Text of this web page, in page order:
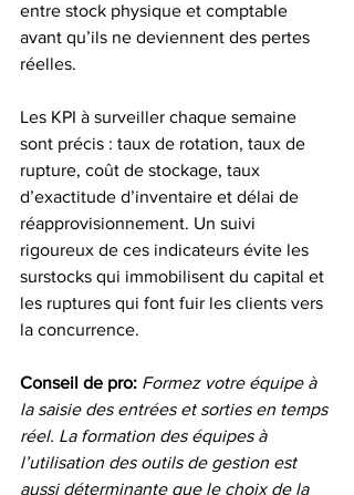
entre stock physique et comptable
avant qu’ils ne deviennent des pertes
réelles.
Les KPI à surveiller chaque semaine
sont précis : taux de rotation, taux de
rupture, coût de stockage, taux
d’exactitude d’inventaire et délai de
réapprovisionnement. Un suivi
rigoureux de ces indicateurs évite les
surstocks qui immobilisent du capital et
les ruptures qui font fuir les clients vers
la concurrence.
Conseil de pro: Formez votre équipe à
la saisie des entrées et sorties en temps
réel. La formation des équipes à
l’utilisation des outils de gestion est
aussi déterminante que le choix de la